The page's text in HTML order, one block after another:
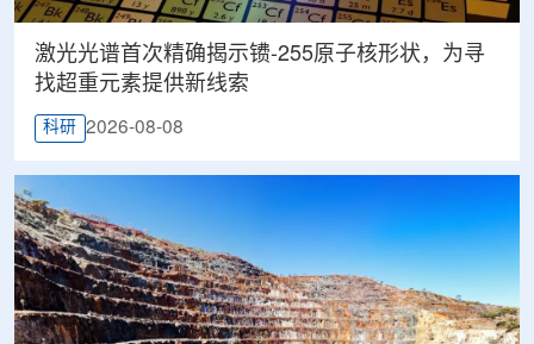
激光光谱首次精确揭示镄-255原子核形状，为寻
找超重元素提供新线索
科研 2026-08-08